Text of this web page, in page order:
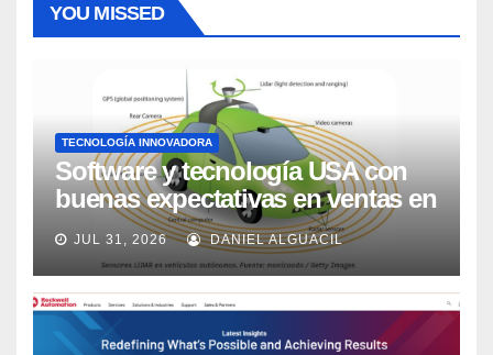
YOU MISSED
TECNOLOGÍA INNOVADORA
Software y tecnología USA con
buenas expectativas en ventas en
los próximos 2 años, según
Market Watch
JUL 31, 2026 DANIEL ALGUACIL